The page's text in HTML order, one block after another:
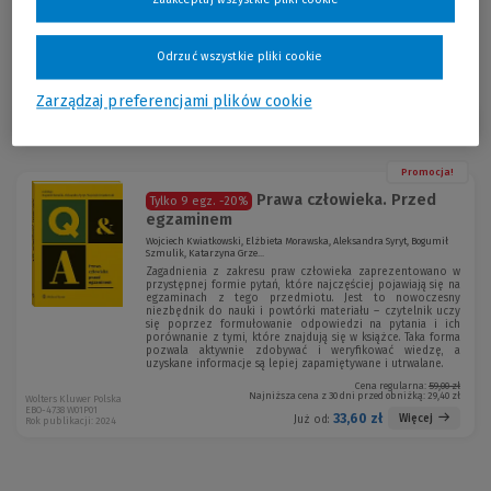
Promocja!
Tylko 9 egz. -20%
Prawa człowieka. Przed
egzaminem
Wojciech Kwiatkowski, Elżbieta Morawska, Aleksandra Syryt, Bogumił
Szmulik, Katarzyna Grze...
Zagadnienia z zakresu praw człowieka zaprezentowano w
przystępnej formie pytań, które najczęściej pojawiają się na
egzaminach z tego przedmiotu. Jest to nowoczesny
niezbędnik do nauki i powtórki materiału – czytelnik uczy
się poprzez formułowanie odpowiedzi na pytania i ich
porównanie z tymi, które znajdują się w książce. Taka forma
pozwala aktywnie zdobywać i weryfikować wiedzę, a
uzyskane informacje są lepiej zapamiętywane i utrwalane.
Cena regularna: 59,00 zł
Najniższa cena z 30 dni przed obniżką: 29,40 zł
Już od: 33,60 zł Więcej
Wolters Kluwer Polska
EBO-4738 W01P01
Rok publikacji: 2024
Zarządzaj preferencjami plików cookie
Odrzuć wszystkie pliki cookie